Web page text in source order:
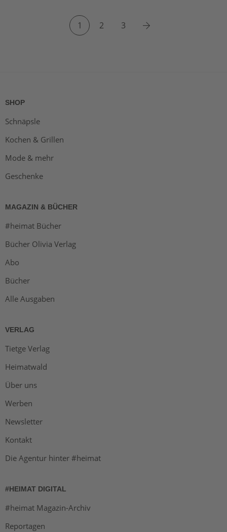
1 2 3 Next
SHOP
Schnäpsle
Kochen & Grillen
Mode & mehr
Geschenke
MAGAZIN & BÜCHER
#heimat Bücher
Bücher Olivia Verlag
Abo
Bücher
Alle Ausgaben
VERLAG
Tietge Verlag
Heimatwald
Über uns
Werben
Newsletter
Kontakt
Die Agentur hinter #heimat
#HEIMAT DIGITAL
#heimat Magazin-Archiv
Reportagen